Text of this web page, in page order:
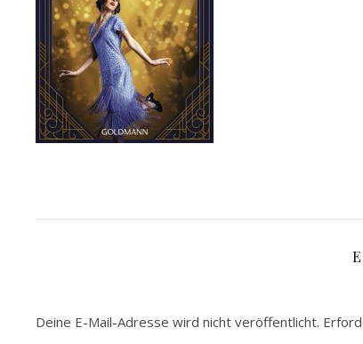
Deine E-Mail-Adresse wird nicht veröffentlicht.